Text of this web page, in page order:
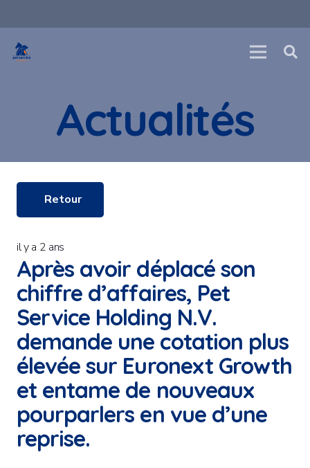
Actualités
Retour
il y a 2 ans
Après avoir déplacé son
chiffre d’affaires, Pet
Service Holding N.V.
demande une cotation plus
élevée sur Euronext Growth
et entame de nouveaux
pourparlers en vue d’une
reprise.